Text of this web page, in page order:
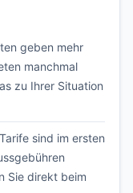
geben mehr
manchmal
zu Ihrer Situation
sind im ersten
Sie direkt beim